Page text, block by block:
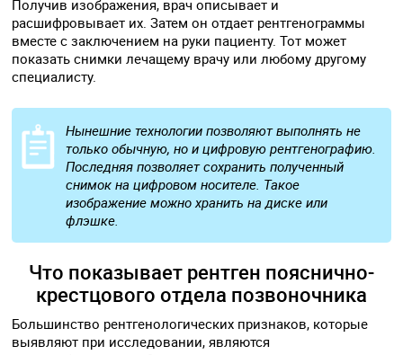
Получив изображения, врач описывает и
расшифровывает их. Затем он отдает рентгенограммы
вместе с заключением на руки пациенту. Тот может
показать снимки лечащему врачу или любому другому
специалисту.
Нынешние технологии позволяют выполнять не
только обычную, но и цифровую рентгенографию.
Последняя позволяет сохранить полученный
снимок на цифровом носителе. Такое
изображение можно хранить на диске или
флэшке.
Что показывает рентген пояснично-
крестцового отдела позвоночника
Большинство рентгенологических признаков, которые
выявляют при исследовании, являются